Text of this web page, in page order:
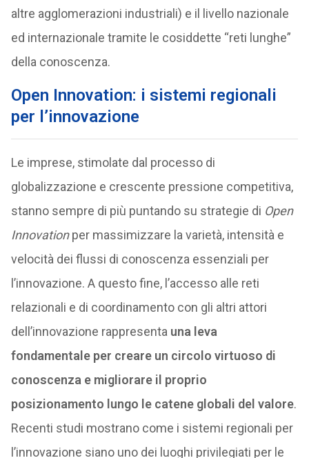
altre agglomerazioni industriali) e il livello nazionale
ed internazionale tramite le cosiddette “reti lunghe”
della conoscenza.
Open Innovation: i sistemi regionali
per l’innovazione
Le imprese, stimolate dal processo di
globalizzazione e crescente pressione competitiva,
stanno sempre di più puntando su strategie di Open
Innovationper massimizzare la varietà, intensità e
velocità dei flussi di conoscenza essenziali per
l’innovazione. A questo fine, l’accesso alle reti
relazionali e di coordinamento con gli altri attori
dell’innovazione rappresenta una leva
fondamentale per creare un circolo virtuoso di
conoscenza e migliorare il proprio
posizionamento lungo le catene globali del valore.
Recenti studi mostrano come i sistemi regionali per
l’innovazione siano uno dei luoghi privilegiati per le